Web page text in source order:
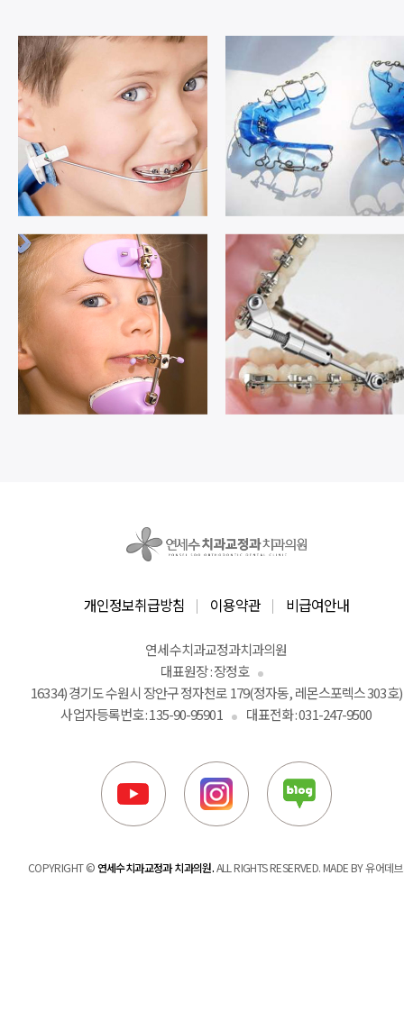
개인정보취급방침 이용약관 비급여안내
연세수치과교정과치과의원
대표원장 : 장정호
16334) 경기도 수원시 장안구 정자천로 179(정자동, 레몬스포렉스 303호)
사업자등록번호 : 135-90-95901
대표전화 :031-247-9500
COPYRIGHT ©연세수치과교정과 치과의원.ALL RIGHTS RESERVED. MADE BY 유어데